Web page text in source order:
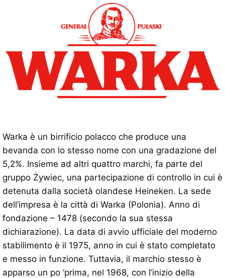
Warka è un birrificio polacco che produce una
bevanda con lo stesso nome con una gradazione del
5,2%. Insieme ad altri quattro marchi, fa parte del
gruppo Żywiec, una partecipazione di controllo in cui è
detenuta dalla società olandese Heineken. La sede
dell’impresa è la città di Warka (Polonia). Anno di
fondazione – 1478 (secondo la sua stessa
dichiarazione). La data di avvio ufficiale del moderno
stabilimento è il 1975, anno in cui è stato completato
e messo in funzione. Tuttavia, il marchio stesso è
apparso un po ‘prima, nel 1968, con l’inizio della